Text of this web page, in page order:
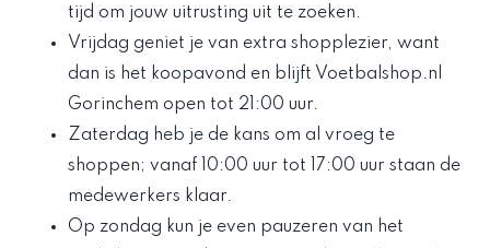
tijd om jouw uitrusting uit te zoeken.
Vrijdag geniet je van extra shopplezier, want
dan is het koopavond en blijft Voetbalshop.nl
Gorinchem open tot 21:00 uur.
Zaterdag heb je de kans om al vroeg te
shoppen; vanaf 10:00 uur tot 17:00 uur staan de
medewerkers klaar.
Op zondag kun je even pauzeren van het